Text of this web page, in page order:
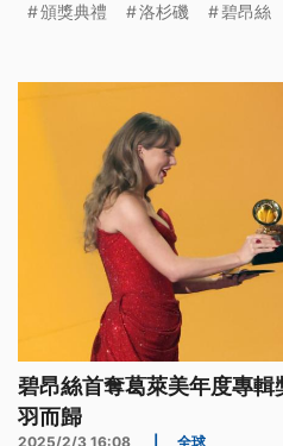
輯獎；最佳饒舌專輯獎頒給
頒獎典禮 洛杉磯 碧昂絲
碧昂絲首奪葛萊美年度專
羽而歸
2025/2/3 16:08 全球